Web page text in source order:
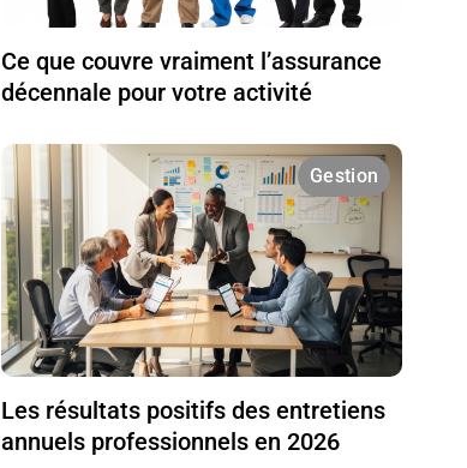
Ce que couvre vraiment l’assurance
décennale pour votre activité
Gestion
Les résultats positifs des entretiens
annuels professionnels en 2026